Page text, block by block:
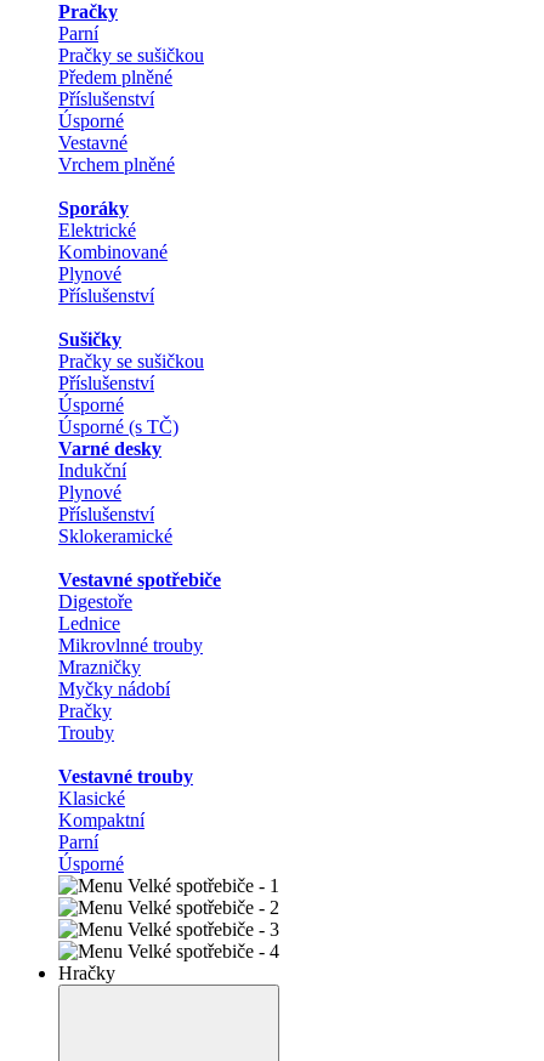
Pračky
Parní
Pračky se sušičkou
Předem plněné
Příslušenství
Úsporné
Vestavné
Vrchem plněné
Sporáky
Elektrické
Kombinované
Plynové
Příslušenství
Sušičky
Pračky se sušičkou
Příslušenství
Úsporné
Úsporné (s TČ)
Varné desky
Indukční
Plynové
Příslušenství
Sklokeramické
Vestavné spotřebiče
Digestoře
Lednice
Mikrovlnné trouby
Mrazničky
Myčky nádobí
Pračky
Trouby
Vestavné trouby
Klasické
Kompaktní
Parní
Úsporné
Hračky